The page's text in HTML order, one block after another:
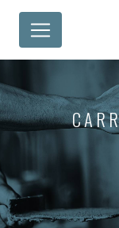
Panneau de